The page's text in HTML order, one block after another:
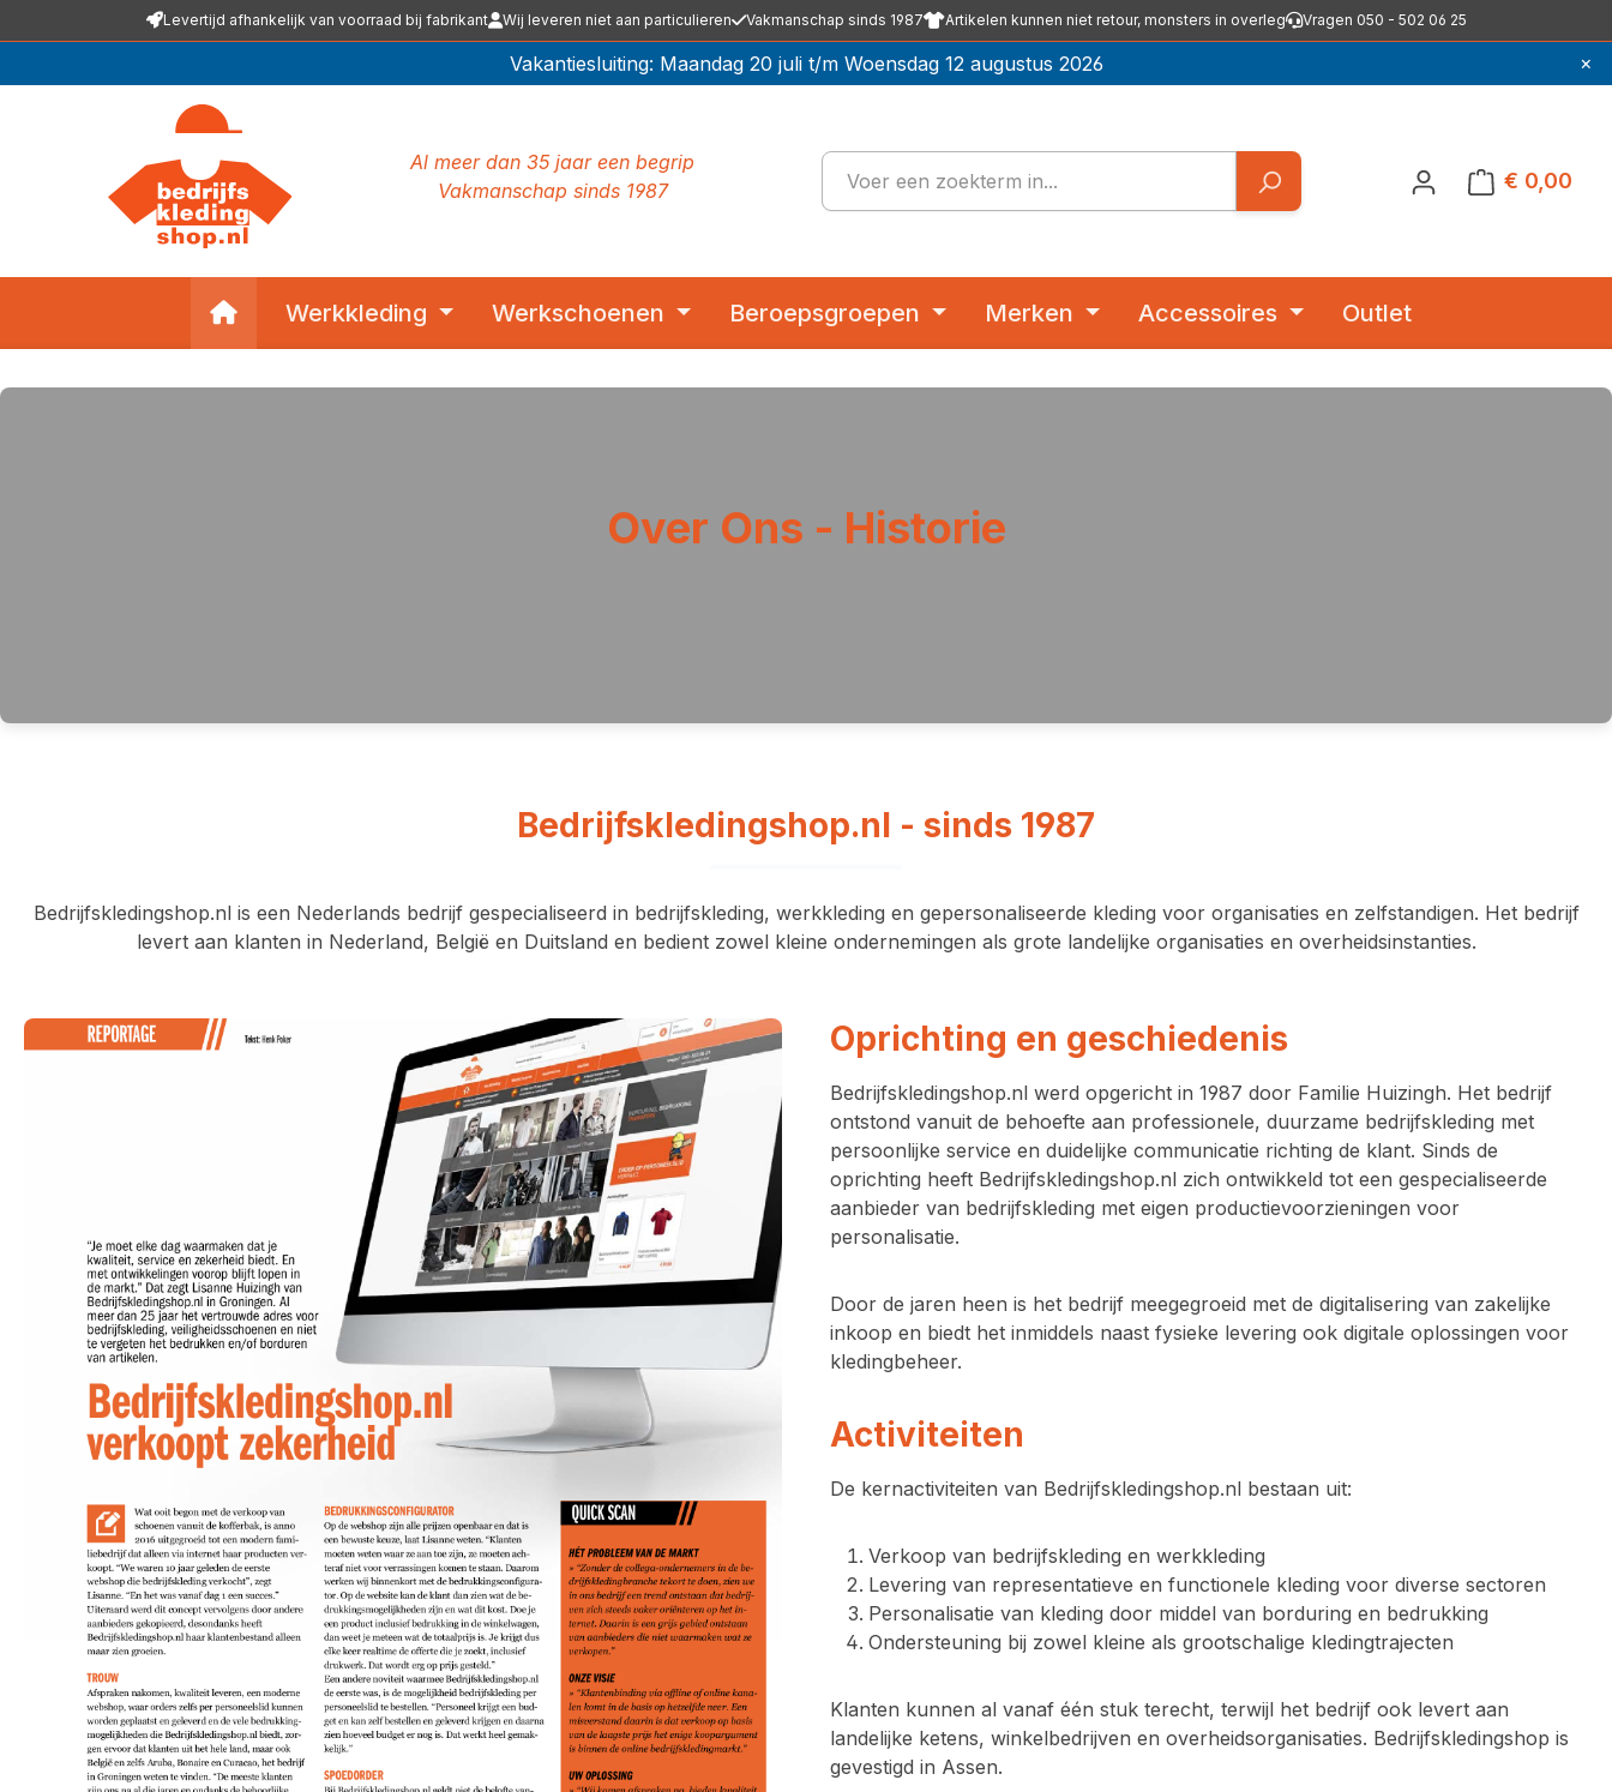
naar de hoofdinhoud
Ga naar de zoekopdracht
Ga naar de hoofdnavigatieLevertijd afhankelijk van voorraad bij fabrikant Wij leveren niet aan particulieren Vakmanschap sinds 1987 Artikelen kunnen niet retour, monsters in overleg Vragen 050 - 502 06 25
Vakantiesluiting: Maandag 20 juli t/m Woensdag 12 augustus 2026 ×
Al meer dan 35 jaar een begrip
Vakmanschap sinds 1987
€ 0,00
HomeWerkkleding Werkschoenen Beroepsgroepen Merken Accessoires Outlet
Over Ons - Historie
Bedrijfskledingshop.nl - sinds 1987
Bedrijfskledingshop.nlis een Nederlands bedrijf gespecialiseerd in bedrijfskleding, werkkleding en gepersonaliseerde kleding voor organisaties en zelfstandigen. Het bedrijf
levert aan klanten in Nederland, België en Duitsland en bedient zowel kleine ondernemingen als grote landelijke organisaties en overheidsinstanties.
Oprichting en geschiedenis
Bedrijfskledingshop.nl werd opgericht in 1987 door Familie Huizingh. Het bedrijf
ontstond vanuit de behoefte aan professionele, duurzame bedrijfskleding met
persoonlijke service en duidelijke communicatie richting de klant. Sinds de
oprichting heeft Bedrijfskledingshop.nl zich ontwikkeld tot een gespecialiseerde
aanbieder van bedrijfskleding met eigen productievoorzieningen voor
personalisatie.
Door de jaren heen is het bedrijf meegegroeid met de digitalisering van zakelijke
inkoop en biedt het inmiddels naast fysieke levering ook digitale oplossingen voor
kledingbeheer.
Activiteiten
De kernactiviteiten van Bedrijfskledingshop.nl bestaan uit:
Verkoop van bedrijfskleding en werkkleding
Levering van representatieve en functionele kleding voor diverse sectoren
Personalisatie van kleding door middel van borduring en bedrukking
Ondersteuning bij zowel kleine als grootschalige kledingtrajecten
Klanten kunnen al vanaf één stuk terecht, terwijl het bedrijf ook levert aan
landelijke ketens, winkelbedrijven en overheidsorganisaties. Bedrijfskledingshop is
gevestigd in Assen.